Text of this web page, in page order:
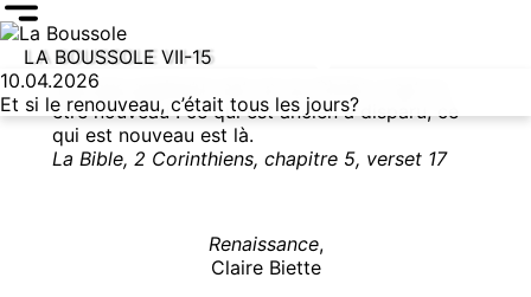
LA BOUSSOLE VII-15
10.04.2026
Et si le renouveau, c’était tous les jours?
Dès que quelqu’un est uni au Christ, il est un
être nouveau : ce qui est ancien a disparu, ce
qui est nouveau est là.
La Bible, 2 Corinthiens, chapitre 5, verset 17
Renaissance,
Claire Biette